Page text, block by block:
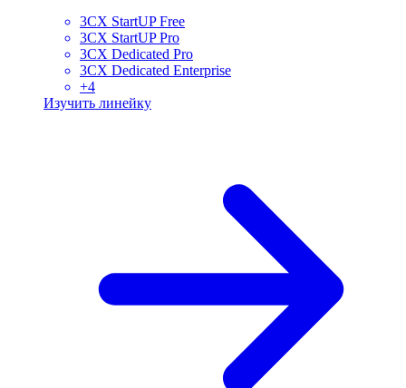
3CX StartUP Free
3CX StartUP Pro
3CX Dedicated Pro
3CX Dedicated Enterprise
+4
Изучить линейку